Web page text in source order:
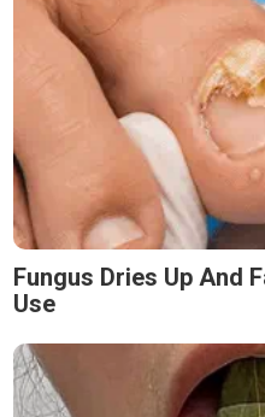
Fungus Dries Up And
Use